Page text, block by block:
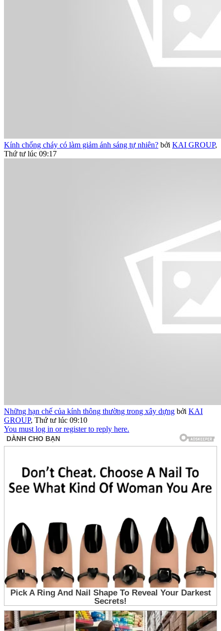
Kính chống cháy có làm giảm ánh sáng tự nhiên? bởi KAI GROUP,
Thứ tư lúc 09:17
Những hạn chế của kính thông thường trong xây dựng bởi KAI
GROUP, Thứ tư lúc 09:10
You must log in or register to reply here.